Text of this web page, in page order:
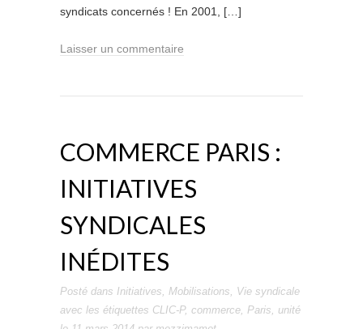
syndicats concernés ! En 2001, […]
Laisser un commentaire
COMMERCE PARIS :
INITIATIVES
SYNDICALES
INÉDITES
Posté dans Initiatives, Mobilisations, Vie syndicale
avec les étiquettes CLIC-P, commerce, Paris, unité